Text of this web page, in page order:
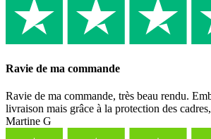
Ravie de ma commande
Ravie de ma commande, très beau rendu.
livraison mais grâce à la protection des
Martine G